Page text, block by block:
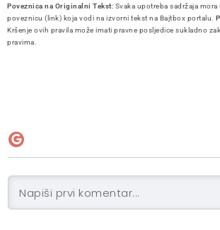
Poveznica na Originalni Tekst: Svaka upotreba sadržaja
poveznicu (link) koja vodi na izvorni tekst na Bajtbox portalu.
Kršenje ovih pravila može imati pravne posljedice sukladno
pravima.